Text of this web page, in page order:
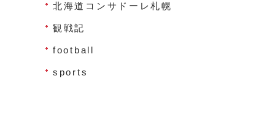
北海道コンサドーレ札幌
観戦記
football
sports